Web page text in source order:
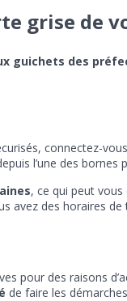
grise de
guichets des
connectez-
l’une des bornes
, ce qui peut
avez des horaires
pour des raisons
de faire les